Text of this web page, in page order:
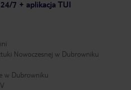
7 + aplikacja TUI
Nowoczesnej w Dubrowniku
w Dubrowniku